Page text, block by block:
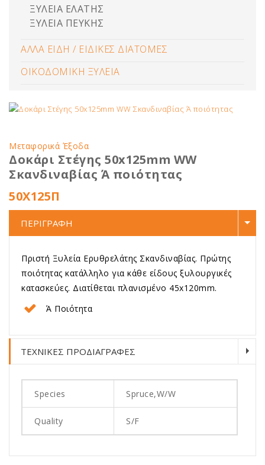
ΞΥΛΕΙΑ ΕΛΑΤΗΣ
ΞΥΛΕΙΑ ΠΕΥΚΗΣ
ΑΛΛΑ ΕΙΔΗ / ΕΙΔΙΚΕΣ ΔΙΑΤΟΜΕΣ
ΟΙΚΟΔΟΜΙΚΗ ΞΥΛΕΙΑ
Μεταφορικά Έξοδα
Δοκάρι Στέγης 50x125mm WW
Σκανδιναβίας Ά ποιότητας
50X125Π
ΠΕΡΙΓΡΑΦΗ
Πριστή Ξυλεία Ερυθρελάτης Σκανδιναβίας. Πρώτης
ποιότητας κατάλληλο για κάθε είδους ξυλουργικές
κατασκεύες. Διατίθεται πλανισμένο 45x120mm.
Ά Ποιότητα
ΤΕΧΝΙΚΕΣ ΠΡΟΔΙΑΓΡΑΦΕΣ
Species Spruce,W/W
Quality S/F